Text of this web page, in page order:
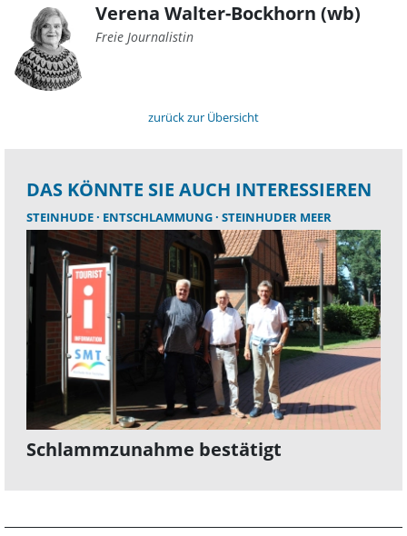
Verena Walter-Bockhorn (wb)
Freie Journalistin
zurück zur Übersicht
DAS KÖNNTE SIE AUCH INTERESSIEREN
STEINHUDE ENTSCHLAMMUNG STEINHUDER MEER
Schlammzunahme bestätigt